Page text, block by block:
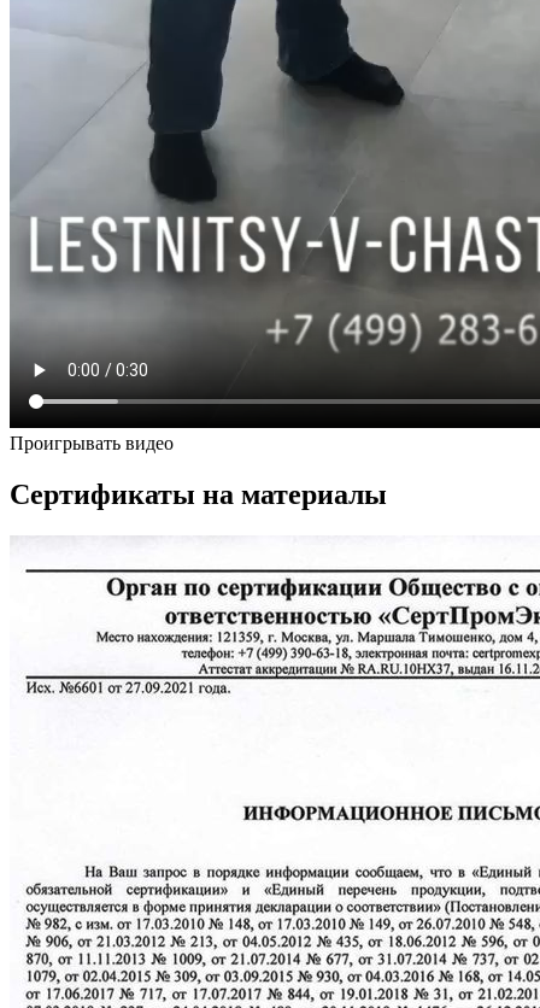
Проигрывать видео
Сертификаты на материалы